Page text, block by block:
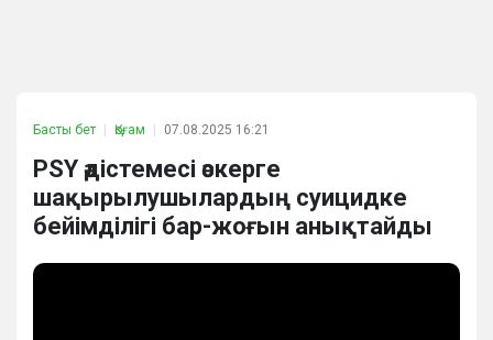
Басты бет Қоғам 07.08.2025 16:21
PSY әдістемесі әскерге
шақырылушылардың суицидке
бейімділігі бар-жоғын анықтайды